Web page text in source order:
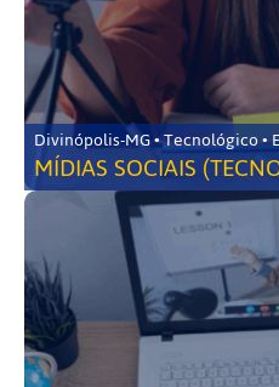
MÍDIAS SOCIAIS